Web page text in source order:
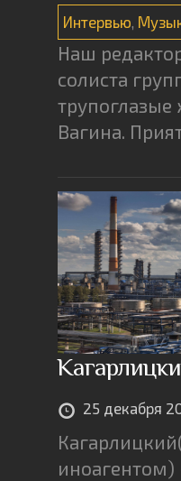
Интервью,
Наш
солиста
Вагина.
25 декабря